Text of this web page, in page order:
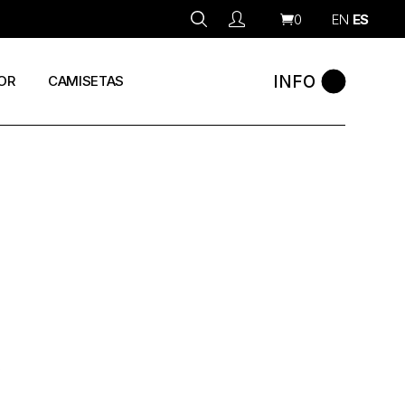
0 EN ES
CAMISETAS INFO